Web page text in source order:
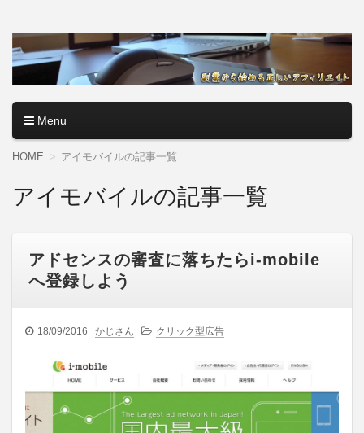
アフィリエイトロード【副
業から始める正しいアフィ
リエイト】
やり方を無料公開中。基礎講座からノウハウまでを当サイト
で記事として紹介しているので、パソコン初心者でも分かり
やすく解説しているので大丈夫＾＾
Menu
コンテンツへ移動
HOME アイモバイルの記事一覧
アイモバイルの記事一覧
アドセンスの審査に落ちたらi-mobile
へ登録しよう
18/09/2016 かじさん クリック型広告